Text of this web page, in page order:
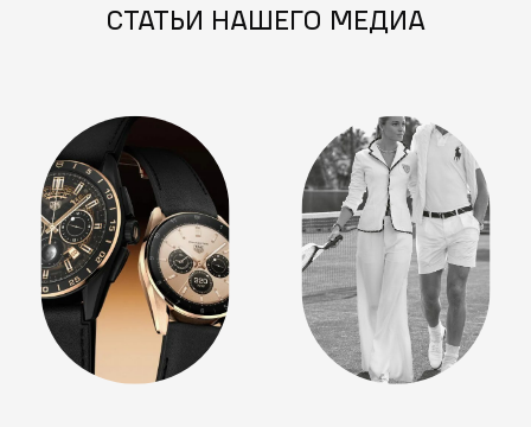
СТАТЬИ НАШЕГО МЕДИА